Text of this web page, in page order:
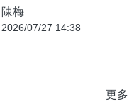
國家霸凌
陳梅
2026/07/27 14:38
更多